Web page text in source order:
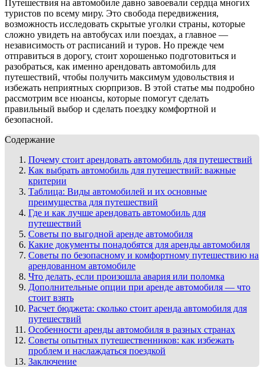
Путешествия на автомобиле давно завоевали сердца многих
туристов по всему миру. Это свобода передвижения,
возможность исследовать скрытые уголки страны, которые
сложно увидеть на автобусах или поездах, а главное —
независимость от расписаний и туров. Но прежде чем
отправиться в дорогу, стоит хорошенько подготовиться и
разобраться, как именно арендовать автомобиль для
путешествий, чтобы получить максимум удовольствия и
избежать неприятных сюрпризов. В этой статье мы подробно
рассмотрим все нюансы, которые помогут сделать
правильный выбор и сделать поездку комфортной и
безопасной.
Содержание
Почему стоит арендовать автомобиль для путешествий
Как выбрать автомобиль для путешествий: важные
критерии
Таблица: Виды автомобилей и их основные
преимущества для путешествий
Где и как лучше арендовать автомобиль для
путешествий
Советы по выгодной аренде автомобиля
Какие документы понадобятся для аренды автомобиля
Советы по безопасному и комфортному путешествию на
арендованном автомобиле
Что делать, если произошла авария или поломка
Дополнительные опции при аренде автомобиля — что
стоит взять
Расчет бюджета: сколько стоит аренда автомобиля для
путешествий
Особенности аренды автомобиля в разных странах
Советы опытных путешественников: как избежать
проблем и наслаждаться поездкой
Заключение